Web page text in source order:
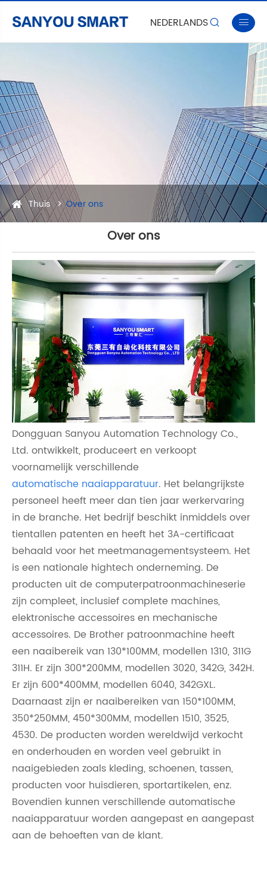
NEDERLANDS 
Thuis Over ons
Over ons
Dongguan Sanyou Automation Technology Co.,
Ltd. ontwikkelt, produceert en verkoopt
voornamelijk verschillende
automatische naaiapparatuur. Het belangrijkste
personeel heeft meer dan tien jaar werkervaring
in de branche. Het bedrijf beschikt inmiddels over
tientallen patenten en heeft het 3A-certificaat
behaald voor het meetmanagementsysteem. Het
is een nationale hightech onderneming. De
producten uit de computerpatroonmachineserie
zijn compleet, inclusief complete machines,
elektronische accessoires en mechanische
accessoires. De Brother patroonmachine heeft
een naaibereik van 130*100MM, modellen 1310, 311G
311H. Er zijn 300*200MM, modellen 3020, 342G, 342H.
Er zijn 600*400MM, modellen 6040, 342GXL.
Daarnaast zijn er naaibereiken van 150*100MM,
350*250MM, 450*300MM, modellen 1510, 3525,
4530. De producten worden wereldwijd verkocht
en onderhouden en worden veel gebruikt in
naaigebieden zoals kleding, schoenen, tassen,
producten voor huisdieren, sportartikelen, enz.
Bovendien kunnen verschillende automatische
naaiapparatuur worden aangepast en aangepast
aan de behoeften van de klant.